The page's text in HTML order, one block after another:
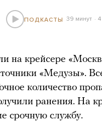
ПОДКАСТЫ 39 минут
на крейсере
«Медузы».
количество
ранения. На
срочную службу.